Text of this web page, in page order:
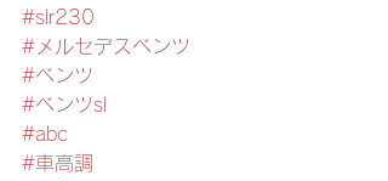
#slr230
#メルセデスベンツ
#ベンツ
#ベンツsl
#abc
#車高調